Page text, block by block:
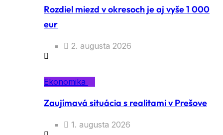
Rozdiel miezd v okresoch je aj vyše 1 000
eur
2. augusta 2026
Ekonomika
Zaujímavá situácia s realitami v Prešove
1. augusta 2026